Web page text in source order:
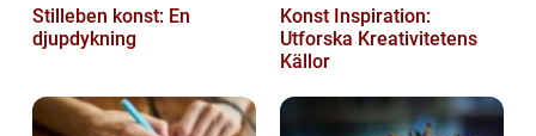
Stilleben konst: En
djupdykning
Konst Inspiration:
Utforska Kreativitetens
Källor